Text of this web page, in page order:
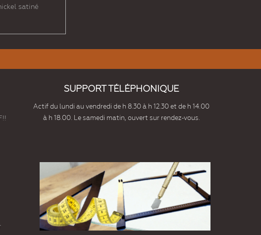
satiné
SUPPORT TÉLÉPHONIQUE
Actif du lundi au vendredi de h 8.30 à h 12.30 et de h 14.00
à h 18.00. Le samedi matin, ouvert sur rendez-vous.